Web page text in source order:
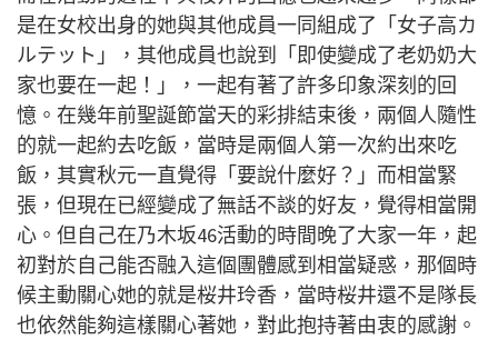
是在女校出身的她與其他成員一同組成了「女子高カ
ルテット」，其他成員也說到「即使變成了老奶奶大
家也要在一起！」，一起有著了許多印象深刻的回
憶。在幾年前聖誕節當天的彩排結束後，兩個人隨性
的就一起約去吃飯，當時是兩個人第一次約出來吃
飯，其實秋元一直覺得「要說什麼好？」而相當緊
張，但現在已經變成了無話不談的好友，覺得相當開
心。但自己在乃木坂46活動的時間晚了大家一年，起
初對於自己能否融入這個團體感到相當疑惑，那個時
候主動關心她的就是桜井玲香，當時桜井還不是隊長
也依然能夠這樣關心著她，對此抱持著由衷的感謝。